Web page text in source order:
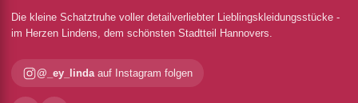
Die kleine Schatztruhe voller detailverliebter Lieblingskleidungsstücke -
im Herzen Lindens, dem schönsten Stadtteil Hannovers.
@_ey_lindaauf Instagram folgen